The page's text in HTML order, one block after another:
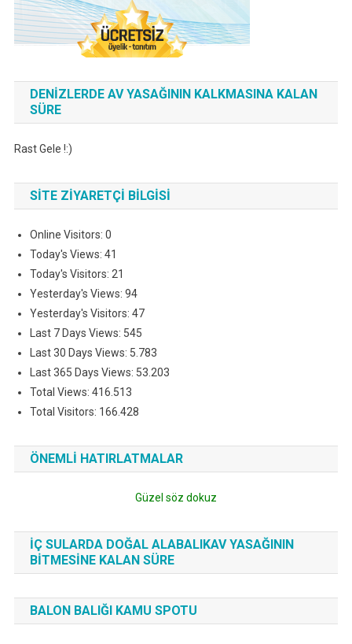
DENIZLERDE AV YASAĞININ KALKMASINA KALAN
SÜRE
Rast Gele !:)
SITE ZIYARETÇI BILGISI
Online Visitors: 0
Today's Views: 41
Today's Visitors: 21
Yesterday's Views: 94
Yesterday's Visitors: 47
Last 7 Days Views: 545
Last 30 Days Views: 5.783
Last 365 Days Views: 53.203
Total Views: 416.513
Total Visitors: 166.428
ÖNEMLI HATIRLATMALAR
Güzel söz dokuz
İÇ SULARDA DOĞAL ALABALIKAV YASAĞININ
BITMESINE KALAN SÜRE
BALON BALIĞI KAMU SPOTU